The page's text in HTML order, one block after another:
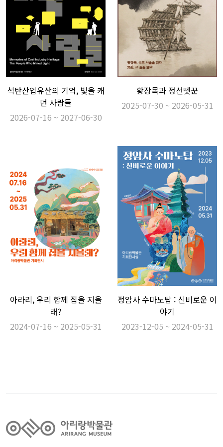
석탄산업유산의 기억, 빛을 캐
던 사람들
2026-07-16 ~ 2027-06-30
황장목과 정선뗏꾼
2025-07-30 ~ 2026-05-31
아라리, 우리 함께 집을 지을
래?
2024-07-16 ~ 2025-05-31
정암사 수마노탑 : 신비로운 이
야기
2023-12-05 ~ 2024-05-31